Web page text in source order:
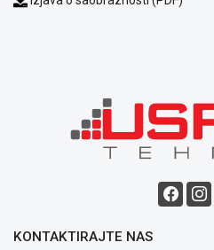
Provera
KONTAKTIRAJTE NAS